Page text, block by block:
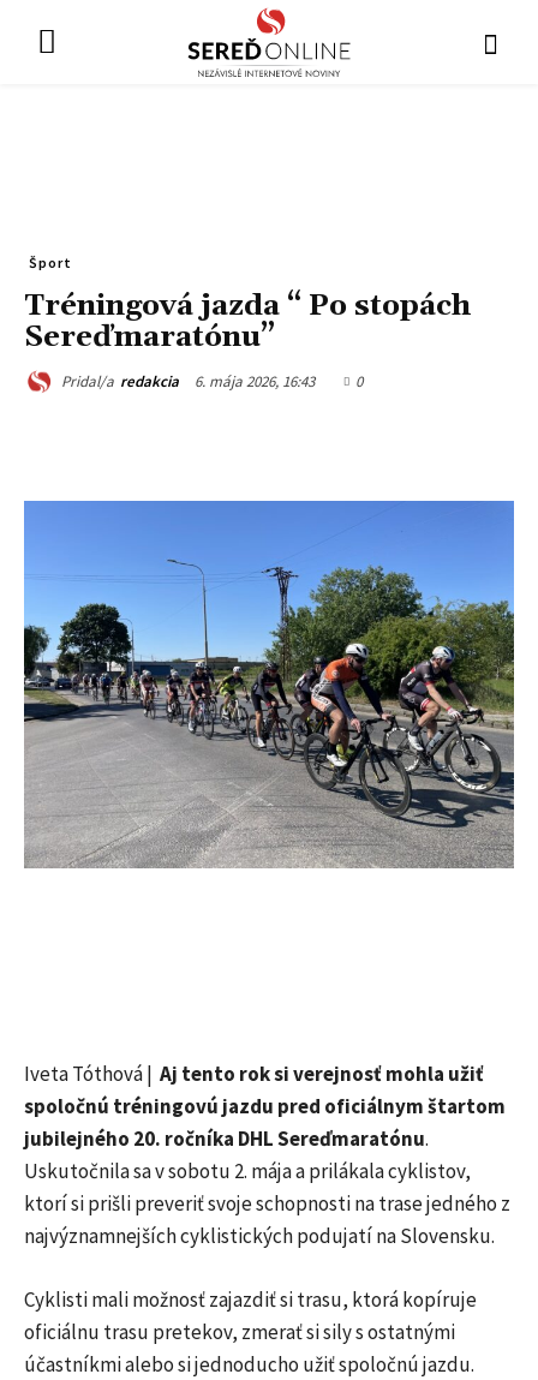
Šport
Tréningová jazda “ Po stopách
Sereďmaratónu”
Pridal/a redakcia 6. mája 2026, 16:43 0
Iveta Tóthová | Aj tento rok si verejnosť mohla užiť
spoločnú tréningovú jazdu pred oficiálnym štartom
jubilejného 20. ročníka DHL Sereďmaratónu.
Uskutočnila sa v sobotu 2. mája a prilákala cyklistov,
ktorí si prišli preveriť svoje schopnosti na trase jedného z
najvýznamnejších cyklistických podujatí na Slovensku.
Cyklisti mali možnosť zajazdiť si trasu, ktorá kopíruje
oficiálnu trasu pretekov, zmerať si sily s ostatnými
účastníkmi alebo si jednoducho užiť spoločnú jazdu.